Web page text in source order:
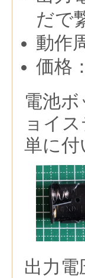
だで
動作
価格
電池
ョイ
単に付
出力電